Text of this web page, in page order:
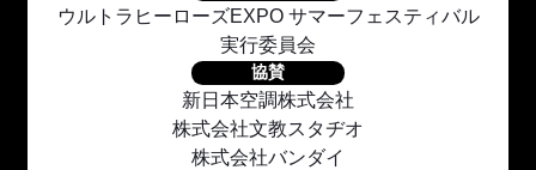
ウルトラヒーローズEXPO サマーフェスティバル
実行委員会
協賛
新日本空調株式会社
株式会社文教スタヂオ
株式会社バンダイ